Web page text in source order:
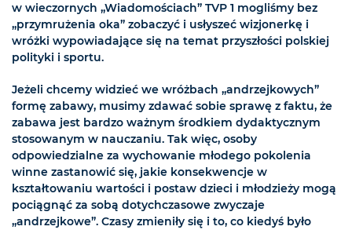
w wieczornych „Wiadomościach” TVP 1 mogliśmy bez
„przymrużenia oka” zobaczyć i usłyszeć wizjonerkę i
wróżki wypowiadające się na temat przyszłości polskiej
polityki i sportu.
Jeżeli chcemy widzieć we wróżbach „andrzejkowych”
formę zabawy, musimy zdawać sobie sprawę z faktu, że
zabawa jest bardzo ważnym środkiem dydaktycznym
stosowanym w nauczaniu. Tak więc, osoby
odpowiedzialne za wychowanie młodego pokolenia
winne zastanowić się, jakie konsekwencje w
kształtowaniu wartości i postaw dzieci i młodzieży mogą
pociągnąć za sobą dotychczasowe zwyczaje
„andrzejkowe”. Czasy zmieniły się i to, co kiedyś było